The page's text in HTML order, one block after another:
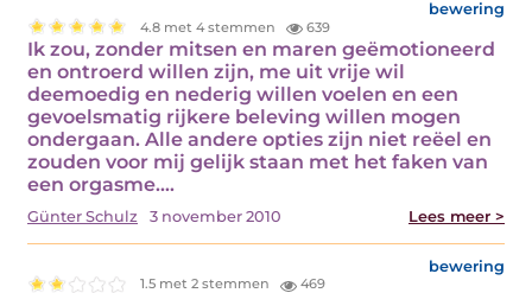
bewering
4.8 met 4 stemmen 639
Ik zou, zonder mitsen en maren geëmotioneerd
en ontroerd willen zijn, me uit vrije wil
deemoedig en nederig willen voelen en een
gevoelsmatig rijkere beleving willen mogen
ondergaan. Alle andere opties zijn niet reëel en
zouden voor mij gelijk staan met het faken van
een orgasme.…
Günter Schulz 3 november 2010 Lees meer >
bewering
1.5 met 2 stemmen 469